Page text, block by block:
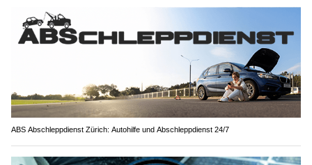
ABS Abschleppdienst Zürich: Autohilfe und Abschleppdienst 24/7